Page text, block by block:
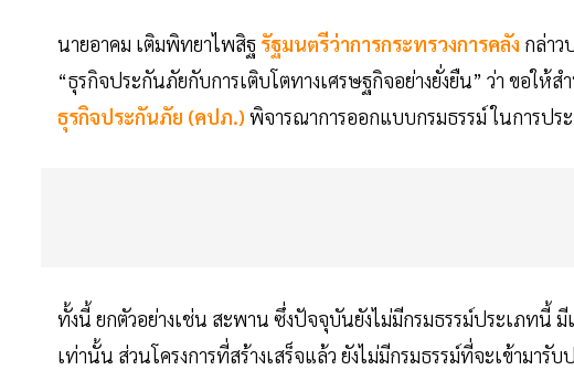
นายอาคม เติมพิทยาไพสิฐ รัฐมนตรีว่าการกระทรวงการคลัง กล่าว
“ธุรกิจประกันภัยกับการเติบโตทางเศรษฐกิจอย่างยั่งยืน” ว่า ขอให้ส
ธุรกิจประกันภัย (คปภ.) พิจารณาการออกแบบกรมธรรม์ ในการปร
ทั้งนี้ ยกตัวอย่างเช่น สะพาน ซึ่งปัจจุบันยังไม่มีกรมธรรม์ประเภทนี้ มี
เท่านั้น ส่วนโครงการที่สร้างเสร็จแล้ว ยังไม่มีกรมธรรม์ที่จะเข้ามารับ